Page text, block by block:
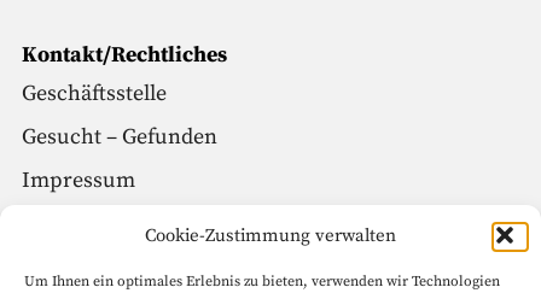
Cookie-Zustimmung verwalten
Um Ihnen ein optimales Erlebnis zu bieten, verwenden wir Technologien
Kontakt/Rechtliches
Geschäftsstelle
Gesucht – Gefunden
Impressum